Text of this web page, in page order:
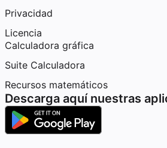
Privacidad
Licencia
Calculadora gráfica
Suite Calculadora
Recursos matemáticos
Descarga aquí nuestras